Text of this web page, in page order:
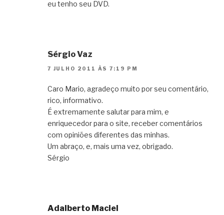
eu tenho seu DVD.
Sérgio Vaz
7 JULHO 2011 ÀS 7:19 PM
Caro Mario, agradeço muito por seu comentário,
rico, informativo.
É extremamente salutar para mim, e
enriquecedor para o site, receber comentários
com opiniões diferentes das minhas.
Um abraço, e, mais uma vez, obrigado.
Sérgio
Adalberto Maciel